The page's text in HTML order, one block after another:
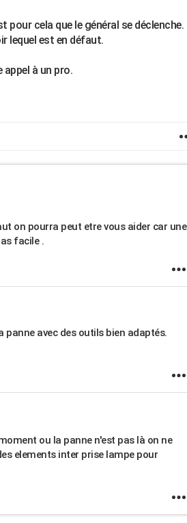
pour cela que le général se déclenche.
lequel est en défaut.
à un pro.
on pourra peut etre vous aider car une
facile .
panne avec des outils bien adaptés.
ou la panne n'est pas là on ne
elements inter prise lampe pour